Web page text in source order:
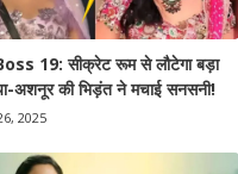
19: सीक्रेट रूम से लौटेगा बड़ा
अशनूर की भिड़ंत ने मचाई सनसनी!
2025